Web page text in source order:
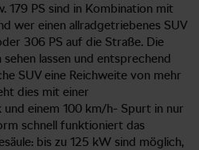
179 PS sind in Kombination mit
wer einen allradgetriebenes SUV
306 PS auf die Straße. Die
lassen und entsprechend
SUV eine Reichweite von mehr
dies mit einer
einem 100 km/h- Spurt in nur
schnell funktioniert das
bis zu 125 kW sind möglich,